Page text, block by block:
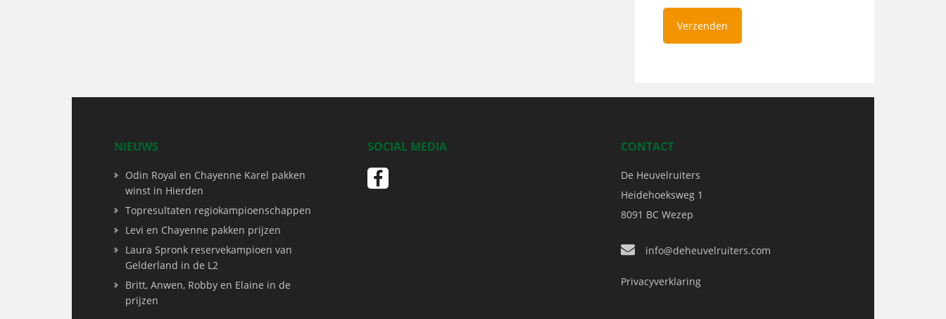
NIEUWS
Odin Royal en Chayenne Karel pakken
winst in Hierden
Topresultaten regiokampioenschappen
Levi en Chayenne pakken prijzen
Laura Spronk reservekampioen van
Gelderland in de L2
Britt, Anwen, Robby en Elaine in de
prijzen
SOCIAL MEDIA CONTACT
De Heuvelruiters
Heidehoeksweg 1
8091 BC Wezep
info@deheuvelruiters.com
Privacyverklaring